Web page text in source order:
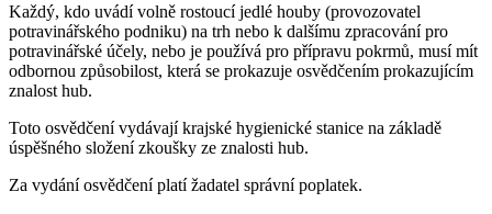
Každý, kdo uvádí volně rostoucí jedlé houby (provozovatel
potravinářského podniku) na trh nebo k dalšímu zpracování pro
potravinářské účely, nebo je používá pro přípravu pokrmů, musí mít
odbornou způsobilost, která se prokazuje osvědčením prokazujícím
znalost hub.
Toto osvědčení vydávají krajské hygienické stanice na základě
úspěšného složení zkoušky ze znalosti hub.
Za vydání osvědčení platí žadatel správní poplatek.